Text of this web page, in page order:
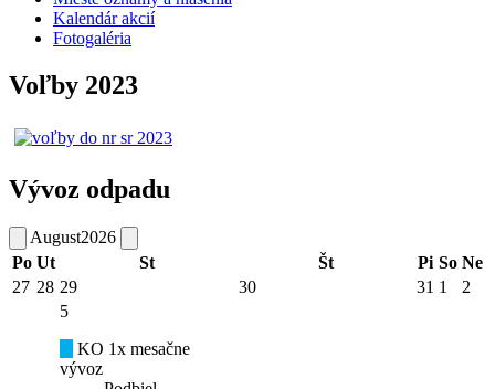
Kalendár akcií
Fotogaléria
Voľby 2023
Vývoz odpadu
August2026
Po Ut St Št Pi So Ne
27 28 29 30 31 1 2
5
KO 1x mesačne
vývoz